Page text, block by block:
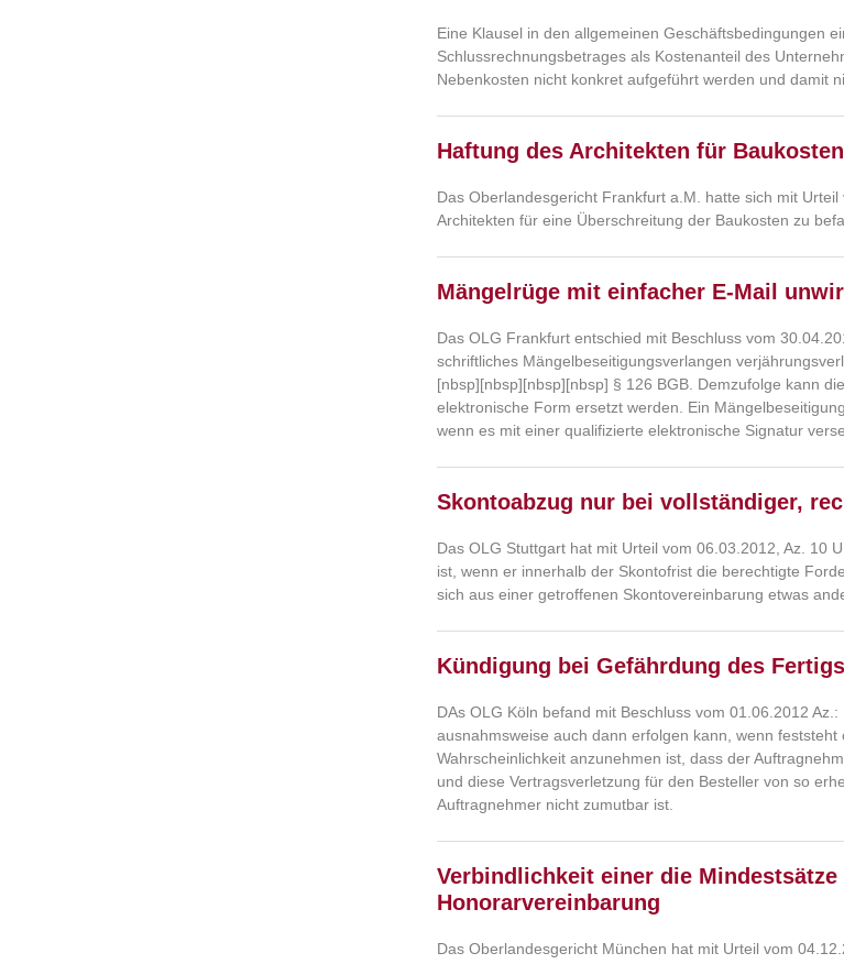
Eine Klausel in den allgemeinen Geschäftsbedingungen
Schlussrechnungsbetrages als Kostenanteil des
Nebenkosten nicht konkret aufgeführt werden und damit
Haftung des Architekten für
Das Oberlandesgericht Frankfurt a.M. hatte sich mit
Architekten für eine Überschreitung der Baukosten zu
Mängelrüge mit einfacher E-Mail
Das OLG Frankfurt entschied mit Beschluss vom
schriftliches Mängelbeseitigungsverlangen
[nbsp][nbsp][nbsp][nbsp] § 126 BGB. Demzufolge kann
elektronische Form ersetzt werden. Ein
wenn es mit einer qualifizierte elektronische Signatur
Skontoabzug nur bei vollständiger,
Das OLG Stuttgart hat mit Urteil vom 06.03.2012, Az. 10
ist, wenn er innerhalb der Skontofrist die berechtigte
sich aus einer getroffenen Skontovereinbarung etwas
Kündigung bei Gefährdung des
DAs OLG Köln befand mit Beschluss vom 01.06.2012
ausnahmsweise auch dann erfolgen kann, wenn
Wahrscheinlichkeit anzunehmen ist, dass der
und diese Vertragsverletzung für den Besteller von so
Auftragnehmer nicht zumutbar ist.
Verbindlichkeit einer die
Honorarvereinbarung
Das Oberlandesgericht München hat mit Urteil vom